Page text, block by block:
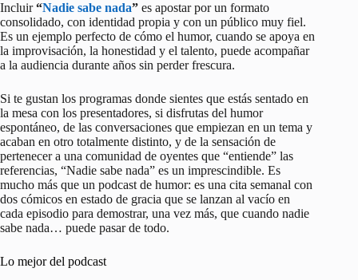
Incluir“Nadie sabe nada” es apostar por un formato
consolidado, con identidad propia y con un público muy fiel.
Es un ejemplo perfecto de cómo el humor, cuando se apoya en
la improvisación, la honestidad y el talento, puede acompañar
a la audiencia durante años sin perder frescura.
Si te gustan los programas donde sientes que estás sentado en
la mesa con los presentadores, si disfrutas del humor
espontáneo, de las conversaciones que empiezan en un tema y
acaban en otro totalmente distinto, y de la sensación de
pertenecer a una comunidad de oyentes que “entiende” las
referencias, “Nadie sabe nada” es un imprescindible. Es
mucho más que un podcast de humor: es una cita semanal con
dos cómicos en estado de gracia que se lanzan al vacío en
cada episodio para demostrar, una vez más, que cuando nadie
sabe nada… puede pasar de todo.
Lo mejor del podcast